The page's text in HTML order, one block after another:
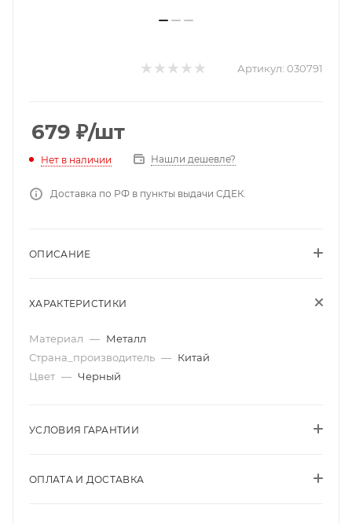
Артикул: 030791
679 ₽/шт
Нет в наличии Нашли дешевле?
Доставка по РФ в пункты выдачи СДЕК.
ОПИСАНИЕ
ХАРАКТЕРИСТИКИ
Материал — Металл
Страна_производитель — Китай
Цвет — Черный
УСЛОВИЯ ГАРАНТИИ
ОПЛАТА И ДОСТАВКА